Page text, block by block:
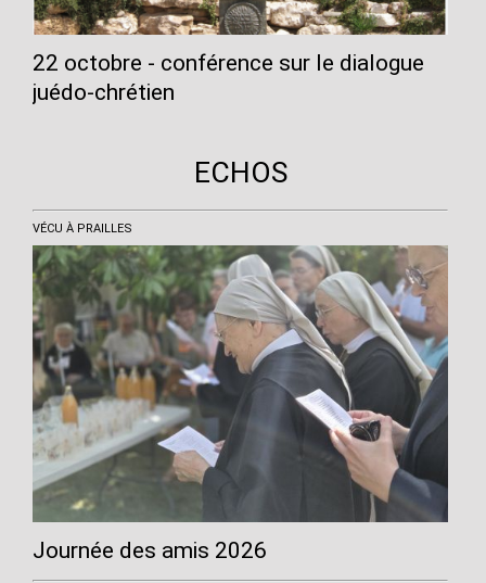
22 octobre - conférence sur le dialogue
juédo-chrétien
ECHOS
VÉCU À PRAILLES
Journée des amis 2026